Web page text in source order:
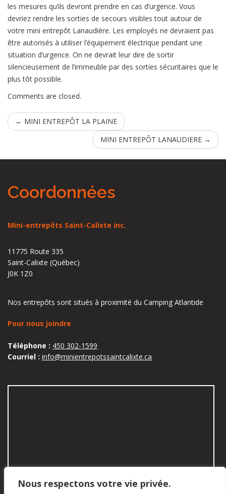
Nous respectons votre vie privée.
les mesures qu’ils devront prendre en cas d’urgence. Vous
devriez rendre les sorties de secours visibles tout autour de
votre mini entrepôt Lanaudière. Les employés ne devraient pas
être autorisés à utiliser l’équipement électrique pendant une
situation d’urgence. On ne devrait leur dire de sortir
silencieusement de l’immeuble par des sorties sécuritaires que le
plus tôt possible.
Comments are closed.
← MINI ENTREPÔT LA PLAINE
MINI ENTREPÔT LANAUDIERE →
Coordonnées
Mini-entrepôts Saint-Calixte inc.
11775 Route 335
Saint-Calixte (Québec)
J0K 1Z0
Nos entrepôts sont situés à proximité du Camping Atlantide
Pour nous joindre
Téléphone : 450 302-1599
Courriel : info@minientrepotssaintcalixte.ca